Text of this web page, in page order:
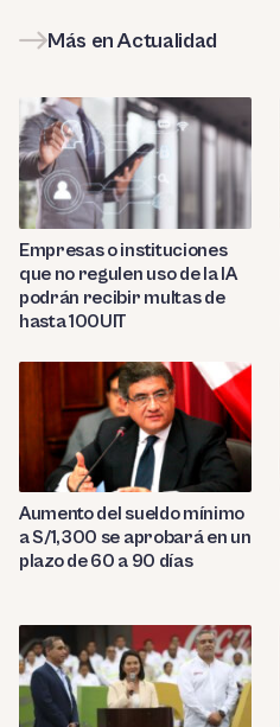
Más en Actualidad
Empresas o instituciones
que no regulen uso de la IA
podrán recibir multas de
hasta 100UIT
Aumento del sueldo mínimo
a S/1,300 se aprobará en un
plazo de 60 a 90 días